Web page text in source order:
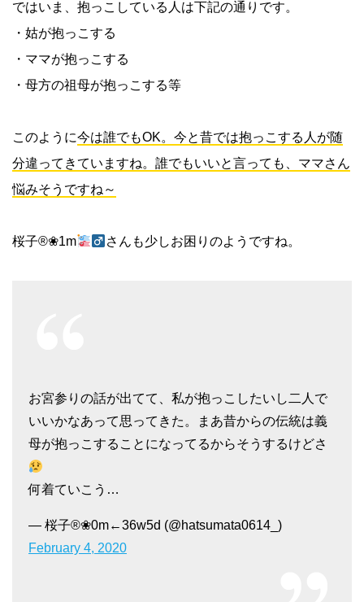
ではいま、抱っこしている人は下記の通りです。
・姑が抱っこする
・ママが抱っこする
・母方の祖母が抱っこする等
このように今は誰でもOK。今と昔では抱っこする人が随
分違ってきていますね。誰でもいいと言っても、ママさん
悩みそうですね～
桜子®❀1m さんも少しお困りのようですね。
お宮参りの話が出てて、私が抱っこしたいし二人で
いいかなあって思ってきた。まあ昔からの伝統は義
母が抱っこすることになってるからそうするけどさ
何着ていこう…
— 桜子®❀0m←36w5d (@hatsumata0614_)
February 4, 2020